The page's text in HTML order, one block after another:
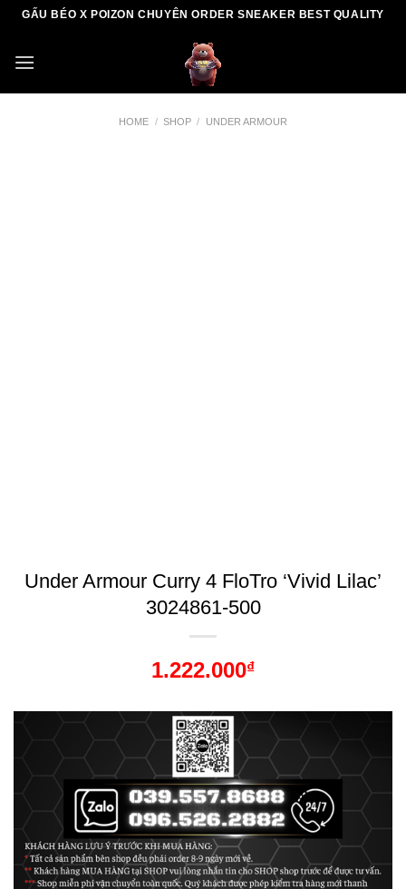
Skip
content
GẤU BÉO X POIZON CHUYÊN ORDER SNEAKER BEST QUALITY
HOME / SHOP / UNDER ARMOUR
Under Armour Curry 4 FloTro ‘Vivid Lilac’
3024861-500
1.222.000₫